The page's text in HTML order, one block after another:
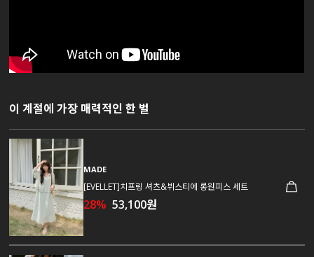
이 계절에 가장 매력적인 한 벌
MADE
[EVELLET]치프링 셔츠&뷔스티에 롱원피스 세트
28% 53,100원